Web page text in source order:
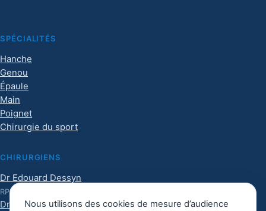
SPÉCIALITÉS
Hanche
Genou
Épaule
Main
Poignet
Chirurgie du sport
CHIRURGIENS
Dr Edouard Dessyn
RPPS :
Dr Harrisson Haight
Nous utilisons des cookies de mesure d’audience